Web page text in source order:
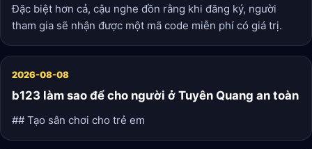
Đặc biệt hơn cả, cậu nghe đồn rằng khi đăng ký, người
tham gia sẽ nhận được một mã code miễn phí có giá trị.
2026-08-08
b123 làm sao để cho người ở Tuyên Quang an toàn
## Tạo sân chơi cho trẻ em